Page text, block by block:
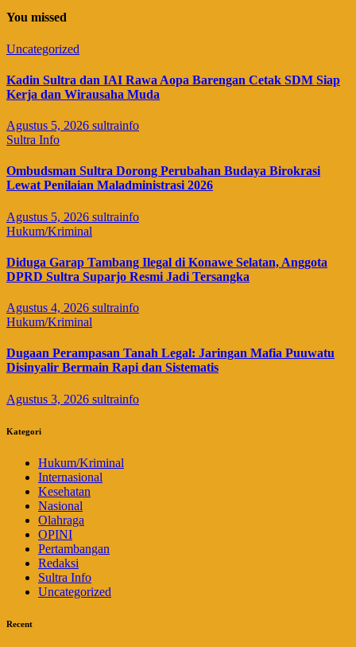
You missed
Uncategorized
Kadin Sultra dan IAI Rawa Aopa Barengan Cetak SDM Siap
Kerja dan Wirausaha Muda
Agustus 5, 2026 sultrainfo
Sultra Info
Ombudsman Sultra Dorong Perubahan Budaya Birokrasi
Lewat Penilaian Maladministrasi 2026
Agustus 5, 2026 sultrainfo
Hukum/Kriminal
Diduga Garap Tambang Ilegal di Konawe Selatan, Anggota
DPRD Sultra Suparjo Resmi Jadi Tersangka
Agustus 4, 2026 sultrainfo
Hukum/Kriminal
Dugaan Perampasan Tanah Legal: Jaringan Mafia Puuwatu
Disinyalir Bermain Rapi dan Sistematis
Agustus 3, 2026 sultrainfo
Kategori
Hukum/Kriminal
Internasional
Kesehatan
Nasional
Olahraga
OPINI
Pertambangan
Redaksi
Sultra Info
Uncategorized
Recent